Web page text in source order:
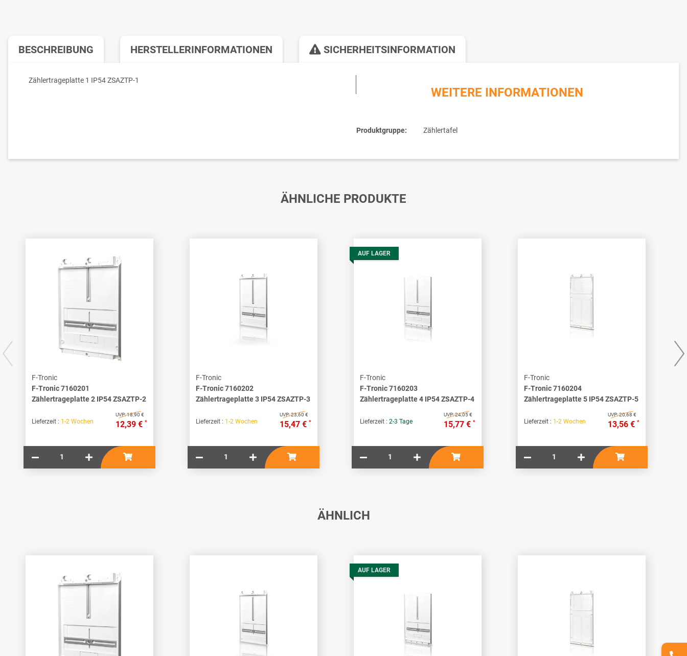
BESCHREIBUNG HERSTELLERINFORMATIONEN SICHERHEITSINFORMATION
Zählertrageplatte 1 IP54 ZSAZTP-1
WEITERE INFORMATIONEN
Produktgruppe: Zählertafel
ÄHNLICHE PRODUKTE
F-Tronic
F-Tronic 7160201
Zählertrageplatte 2 IP54 ZSAZTP-2
Lieferzeit : 1-2 Wochen
UVP:18,90 €
12,39 € *
F-Tronic
F-Tronic 7160202
Zählertrageplatte 3 IP54 ZSAZTP-3
Lieferzeit : 1-2 Wochen
UVP:23,60 €
15,47 € *
AUF LAGER
F-Tronic
F-Tronic 7160203
Zählertrageplatte 4 IP54 ZSAZTP-4
Lieferzeit : 2-3 Tage
UVP:24,05 €
15,77 € *
F-Tronic
F-Tronic 7160204
Zählertrageplatte 5 IP54 ZSAZTP-5
Lieferzeit : 1-2 Wochen
UVP:20,68 €
13,56 € *
ÄHNLICH
AUF LAGER